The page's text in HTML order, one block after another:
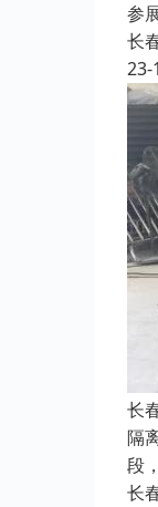
参
长
23-
长
隔
段
长